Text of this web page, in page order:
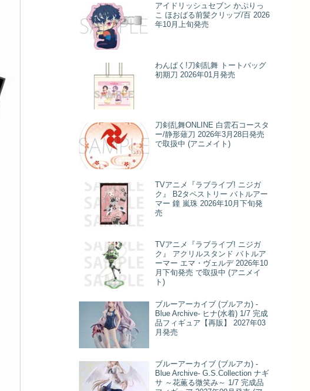
アイドリッシュセブン かぷりっ
こ ほおばる前髪クリップ/百 2026
年10月上旬発売
わんぱく!刀剣乱舞 トートバッグ
初期刀 2026年01月発売
刀剣乱舞ONLINE 白雲石コースタ
ー/静形薙刀 2026年3月28日発売
で取扱中 (アニメイト)
TVアニメ『ラブライブ! ニジガ
ク』 B2タペストリー バトルアー
マー 鐘 嵐珠 2026年10月下旬発
売
TVアニメ『ラブライブ! ニジガ
ク』 アクリルスタンド バトルア
ーマー エマ・ヴェルデ 2026年10
月下旬発売 で取扱中 (アニメイ
ト)
ブルーアーカイブ (ブルアカ) -
Blue Archive- ヒナ(水着) 1/7 完成
品フィギュア【再販】 2027年03
月発売
ブルーアーカイブ (ブルアカ) -
Blue Archive- G.S.Collection ナギ
サ ～花薫る微笑み～ 1/7 完成品